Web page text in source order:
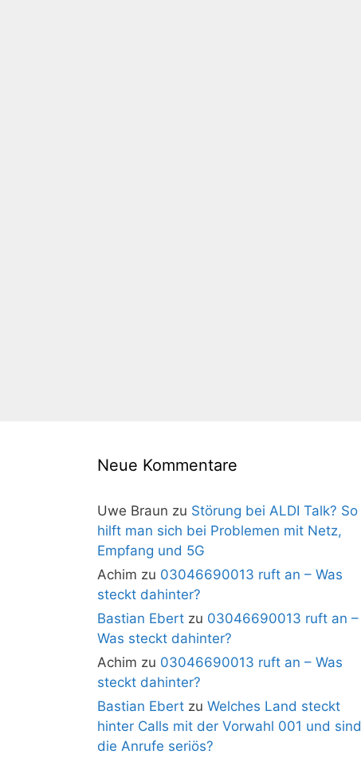
Neue Kommentare
Uwe Braun zu Störung bei ALDI Talk? So
hilft man sich bei Problemen mit Netz,
Empfang und 5G
Achim zu 03046690013 ruft an – Was
steckt dahinter?
Bastian Ebert zu 03046690013 ruft an –
Was steckt dahinter?
Achim zu 03046690013 ruft an – Was
steckt dahinter?
Bastian Ebert zu Welches Land steckt
hinter Calls mit der Vorwahl 001 und sind
die Anrufe seriös?